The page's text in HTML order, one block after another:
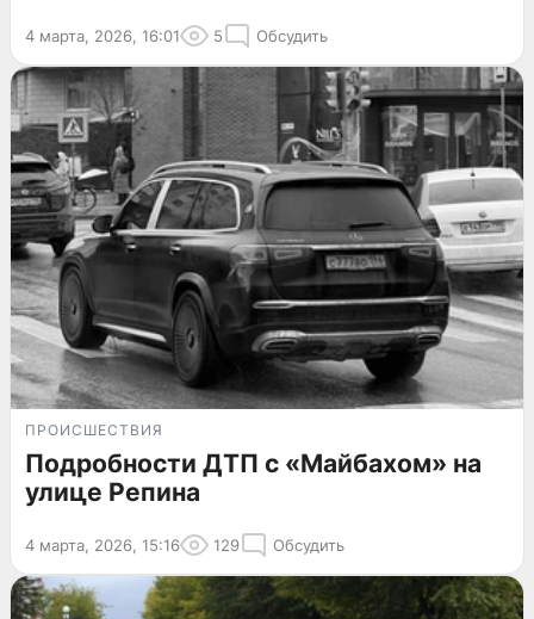
4 марта, 2026, 16:01 5 Обсудить
ПРОИСШЕСТВИЯ
Подробности ДТП с «Майбахом» на
улице Репина
4 марта, 2026, 15:16 129 Обсудить